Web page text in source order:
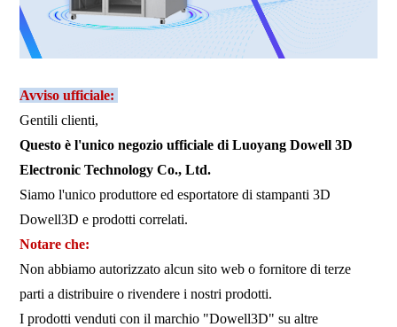
Avviso ufficiale:
Gentili clienti,
Questo è l'unico negozio ufficiale di Luoyang Dowell 3D
Electronic Technology Co., Ltd.
Siamo l'unico produttore ed esportatore di stampanti 3D
Dowell3D e prodotti correlati.
Notare che:
Non abbiamo autorizzato alcun sito web o fornitore di terze
parti a distribuire o rivendere i nostri prodotti.
I prodotti venduti con il marchio "Dowell3D" su altre